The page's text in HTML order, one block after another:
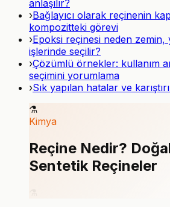
anlaşılır?
›Bağlayıcı olarak reçinenin
kompozitteki görevi
›Epoksi reçinesi neden zemin,
işlerinde seçilir?
›Çözümlü örnekler: kullanım
seçimini yorumlama
›Sık yapılan hatalar ve
⚗️
Kimya
Reçine Nedir?
Sentetik Reçineler